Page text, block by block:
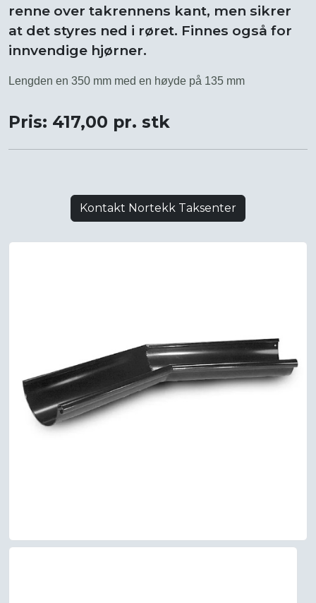
renne over takrennens kant, men sikrer
at det styres ned i røret. Finnes også for
innvendige hjørner.
Lengden en 350 mm med en høyde på 135 mm
Pris: 417,00 pr. stk
Kontakt Nortekk Taksenter